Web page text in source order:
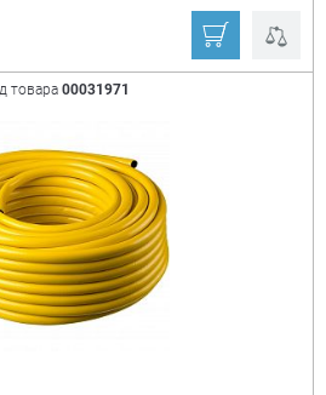
товара 00031971